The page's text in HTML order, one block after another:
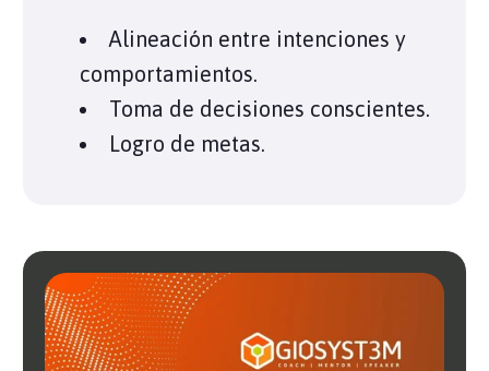
Alineación entre intenciones y
comportamientos.
Toma de decisiones conscientes.
Logro de metas.